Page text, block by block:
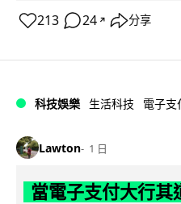
213 24 ↗ 分享
科技娛樂 生活科技 電子支
Lawton 1 日
當電子支付大行其